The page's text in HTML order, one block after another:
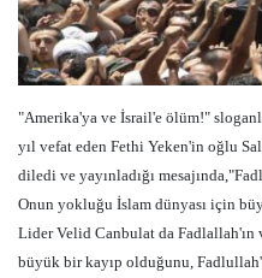
"Amerika'ya ve İsrail'e ölüm!"
yıl vefat eden Fethi Yeken'in oğlu
diledi ve yayınladığı
Onun yokluğu İslam dünyası için
Lider Velid Canbulat da Fadlallah'ın
büyük bir kayıp olduğunu,